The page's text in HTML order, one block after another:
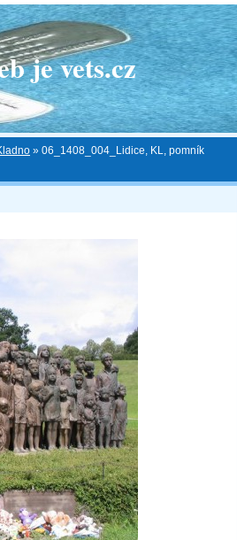
je vets.cz
» 06_1408_004_Lidice, KL, pomník